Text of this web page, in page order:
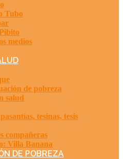
Tubo
medios
de pobreza
salud
tesinas, tesis
compañeras
Villa Banana
DE POBREZA